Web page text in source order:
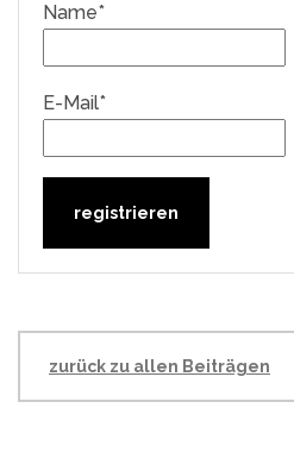
Name*
E-Mail*
zurück zu allen Beiträgen